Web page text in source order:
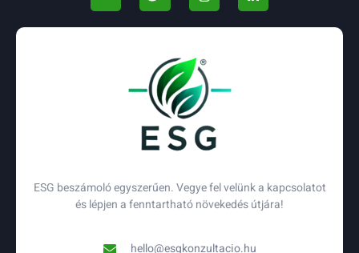
ESG beszámoló egyszerűen. Vegye fel velünk a kapcsolatot
és lépjen a fenntartható növekedés útjára!
hello@esgkonzultacio.hu